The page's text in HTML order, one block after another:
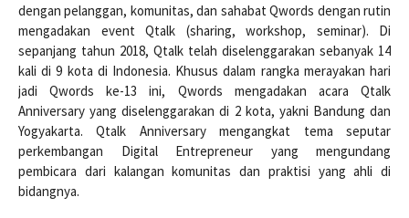
dengan pelanggan, komunitas, dan sahabat Qwords dengan rutin
mengadakan event Qtalk (sharing, workshop, seminar). Di
sepanjang tahun 2018, Qtalk telah diselenggarakan sebanyak 14
kali di 9 kota di Indonesia. Khusus dalam rangka merayakan hari
jadi Qwords ke-13 ini, Qwords mengadakan acara Qtalk
Anniversary yang diselenggarakan di 2 kota, yakni Bandung dan
Yogyakarta. Qtalk Anniversary mengangkat tema seputar
perkembangan Digital Entrepreneur yang mengundang
pembicara dari kalangan komunitas dan praktisi yang ahli di
bidangnya.